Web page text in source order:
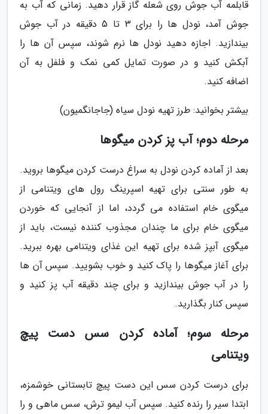
قابلمه آب جوش روی شعله گاز قرار دهید. زمانی که آب به
جوش آمد، نودل ها را برای 3 تا 5 دقیقه در آب جوش
بیندازید. اجازه دهید نودل ها نرم شوند، سپس آن ها را
آبکش کنید و در صورت تمایل کمی نمک و فلفل به آن
اضافه کنید.
بیشتر بخوانید: طرز تهیه نودل سیاه (جاجانگمیون)
مرحله دوم؛ آب پز کردن میگوها
بعد از آماده کردن نودل به سراغ درست کردن میگوها بروید.
به طور سنتی برای تهیه اسپرینگ رول های ویتنامی از
میگوی خام استفاده می گردد، اما از آنجایی که خوردن
میگوی خام برای ما چندان مجذوب کننده نیست، باید از
میگوی آبپز شده برای تهیه این غذای ویتنامی بهره ببرید.
برای آغاز میگوها را پاک کنید و خوب بشویید. سپس آن ها
را در آب جوش بیندازید و برای چند دقیقه آب پز کنید و
سپس کنار بگذارید.
مرحله سوم؛ آماده کردن سس دست پیچ
ویتنامی
برای درست کردن سس این دست پیچ تابستانی خوشمزه،
ابتدا سیر را رنده کنید. سپس آب لیمو ترش، سس ماهی و را